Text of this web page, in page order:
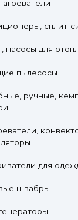
сплит-
насосы для
пылесосы
ручные,
для
швабры